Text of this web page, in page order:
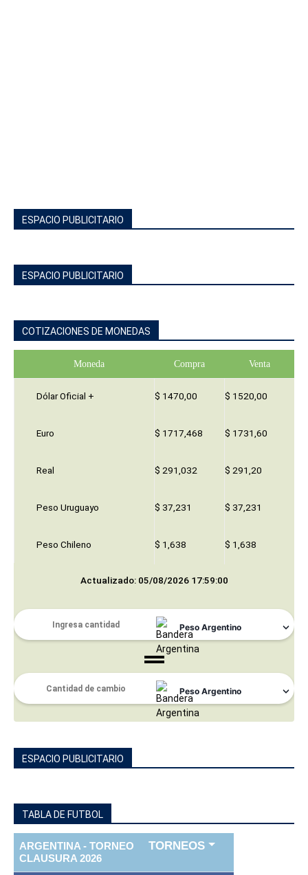
ESPACIO PUBLICITARIO
ESPACIO PUBLICITARIO
COTIZACIONES DE MONEDAS
Moneda Compra Venta
Dólar Oficial + $ 1470,00 $ 1520,00
Euro $ 1717,468 $ 1731,60
Real $ 291,032 $ 291,20
Peso Uruguayo $ 37,231 $ 37,231
Peso Chileno $ 1,638 $ 1,638
Actualizado: 05/08/2026 17:59:00
ESPACIO PUBLICITARIO
TABLA DE FUTBOL